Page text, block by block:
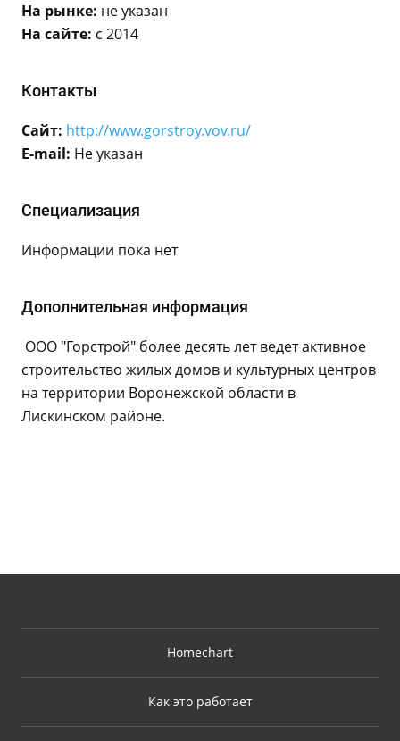
На рынке: не указан
На сайте: с 2014
Контакты
Сайт: http://www.gorstroy.vov.ru/
E-mail: Не указан
Специализация
Информации пока нет
Дополнительная информация
ООО "Горстрой" более десять лет ведет активное
строительство жилых домов и культурных центров
на территории Воронежской области в
Лискинском районе.
Homechart
Как это работает